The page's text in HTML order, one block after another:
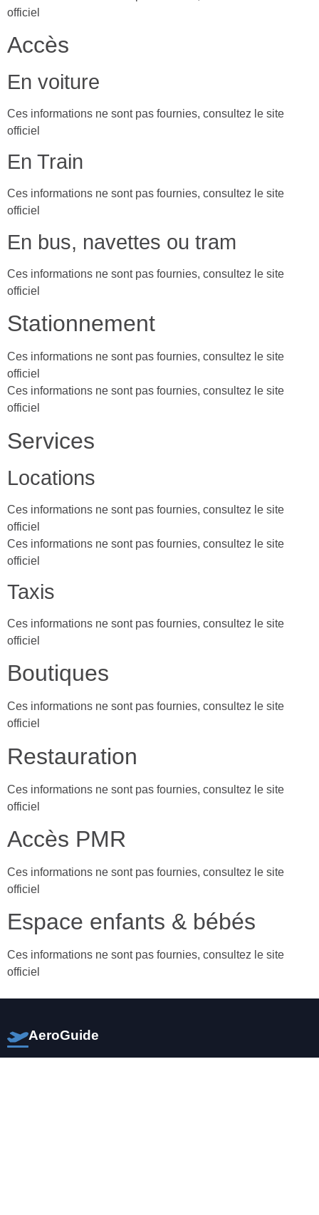
officiel
Accès
En voiture
Ces informations ne sont pas fournies, consultez le site
officiel
En Train
Ces informations ne sont pas fournies, consultez le site
officiel
En bus, navettes ou tram
Ces informations ne sont pas fournies, consultez le site
officiel
Stationnement
Ces informations ne sont pas fournies, consultez le site
officiel
Ces informations ne sont pas fournies, consultez le site
officiel
Services
Locations
Ces informations ne sont pas fournies, consultez le site
officiel
Ces informations ne sont pas fournies, consultez le site
officiel
Taxis
Ces informations ne sont pas fournies, consultez le site
officiel
Boutiques
Ces informations ne sont pas fournies, consultez le site
officiel
Restauration
Ces informations ne sont pas fournies, consultez le site
officiel
Accès PMR
Ces informations ne sont pas fournies, consultez le site
officiel
Espace enfants & bébés
Ces informations ne sont pas fournies, consultez le site
officiel
AeroGuide